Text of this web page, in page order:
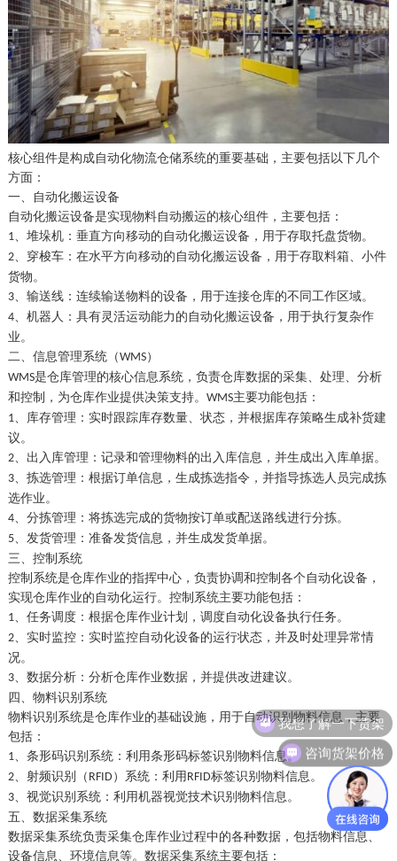
核心组件是构成自动化物流仓储系统的重要基础，主要包括以下几个
方面：
一、
自动化搬运设备
自动化搬运设备是实现物料自动搬运的核心组件，主要包括：
1
堆垛机：垂直方向移动的自动化搬运设备，用于存取托盘货物。
2、 穿梭车：在水平方向移动的自动化搬运设备，用于存取料箱、小件
货物。
3、 输送线：连续输送物料的设备，用于连接仓库的不同工作区域。
4、 机器人：具有灵活运动能力的自动化搬运设备，用于执行复杂作
业。
二
信息管理系统（WMS）
WMS是仓库管理的核心信息系统，负责仓库数据的采集、处理、分析
和控制，为仓库作业提供决策支持。 WMS主要功能包括：
1
库存管理：实时跟踪库存数量、状态，并根据库存策略生成补货建
议。
2、 出入库管理：记录和管理物料的出入库信息，并生成出入库单据。
3、 拣选管理：根据订单信息，生成拣选指令，并指导拣选人员完成拣
选作业。
4、 分拣管理：将拣选完成的货物按订单或配送路线进行分拣。
5、 发货管理：准备发货信息，并生成发货单据。
三
控制系统
控制系统是仓库作业的指挥中心，负责协调和控制各个自动化设备，
实现仓库作业的自动化运行。控制系统主要功能包括：
1
任务调度：根据仓库作业计划，调度自动化设备执行任务。
2、 实时监控：实时监控自动化设备的运行状态，并及时处理异常情
况。
3、 数据分析：分析仓库作业数据，并提供改进建议。
四
物料识别系统
物料识别系统是仓库作业的基础设施，用于自动识别物料信息，主要
包括：
1
条形码识别系统：利用条形码标签识别物料信息。
2、 射频识别（ RFID）系统：利用 RFID标签识别物料信息。
3、 视觉识别系统：利用机器视觉技术识别物料信息。
五
数据采集系统
数据采集系统负责采集仓库作业过程中的各种数据，包括物料信息、
设备信息、环境信息等。数据采集系统主要包括：
我想了解一下货架
咨询货架价格